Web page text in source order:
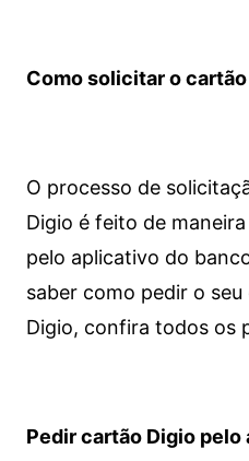
Como solicitar o
O processo de
Digio é feito de
pelo aplicativo do
saber como pedir o
Digio, confira todos os
Pedir cartão Digio